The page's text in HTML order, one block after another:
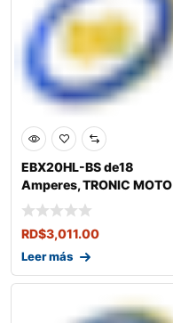
EBX20HL-BS de18
Amperes, TRONIC MOTO
RD$3,011.00
Leer más